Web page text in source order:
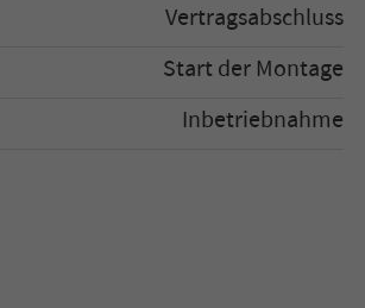
Vertragsabschluss
Start der Montage
Inbetriebnahme